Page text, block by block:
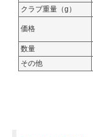
クラブ重量（g）
価格
数量
その他